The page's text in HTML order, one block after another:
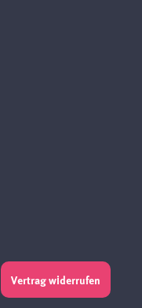
Vertrag widerrufen